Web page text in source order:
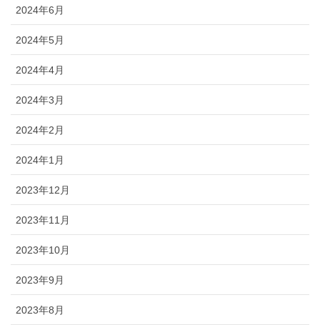
2024年6月
2024年5月
2024年4月
2024年3月
2024年2月
2024年1月
2023年12月
2023年11月
2023年10月
2023年9月
2023年8月